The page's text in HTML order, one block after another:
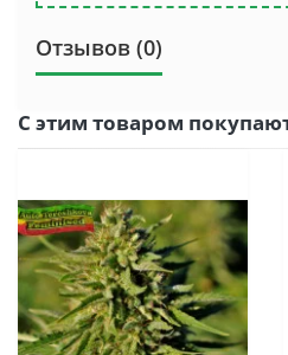
Отзывов (0)
С этим товаром